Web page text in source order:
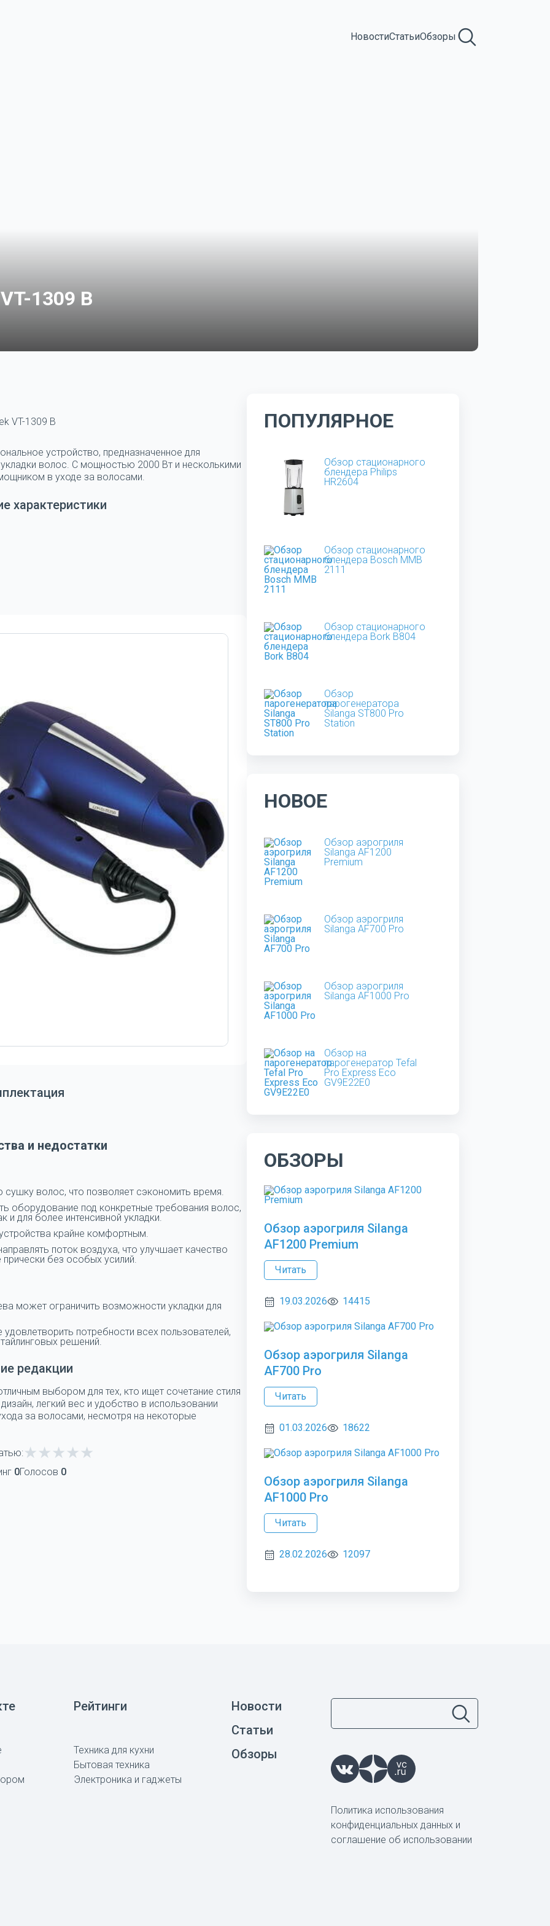
НовостиСтатьиОбзоры
1309 B
VT-1309 B
устройство, предназначенное для
волос. С мощностью 2000 Вт и несколькими
в уходе за волосами.
характеристики
и недостатки
волос, что позволяет сэкономить время.
оборудование под конкретные требования волос,
для более интенсивной укладки.
крайне комфортным.
поток воздуха, что улучшает качество
без особых усилий.
может ограничить возможности укладки для
потребности всех пользователей,
решений.
редакции
выбором для тех, кто ищет сочетание стиля
легкий вес и удобство в использовании
за волосами, несмотря на некоторые
0Голосов 0
ПОПУЛЯРНОЕ
Обзор стационарного
блендера Philips
HR2604
Обзор стационарного
блендера Bosch MMB
2111
Обзор стационарного
блендера Bork B804
Обзор
парогенератора
Silanga ST800 Pro
Station
НОВОЕ
Обзор аэрогриля
Silanga AF1200
Premium
Обзор аэрогриля
Silanga AF700 Pro
Обзор аэрогриля
Silanga AF1000 Pro
Обзор на
парогенератор Tefal
Pro Express Eco
GV9E22E0
ОБЗОРЫ
Обзор аэрогриля Silanga
AF1200 Premium
Читать
19.03.2026 14415
Обзор аэрогриля Silanga
AF700 Pro
Читать
01.03.2026 18622
Обзор аэрогриля Silanga
AF1000 Pro
Читать
28.02.2026 12097
Рейтинги
Техника для кухни
Бытовая техника
Электроника и гаджеты
Новости
Статьи
Обзоры
Политика использования
конфиденциальных данных и
соглашение об использовании